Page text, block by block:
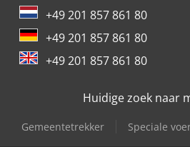
Oil & Steel
Trailer And Tools
+49 201 857 861 80
+49 201 857 861 80
+49 201 857 861 80
Huidige zoek naar
Gemeentetrekker Speciale